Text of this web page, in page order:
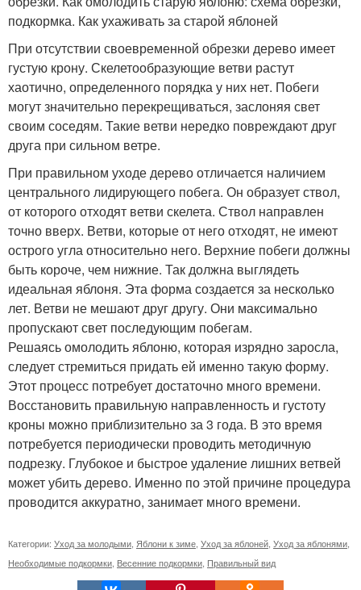
подкормка. Как ухаживать за старой яблоней
При отсутствии своевременной обрезки дерево имеет
густую крону. Скелетообразующие ветви растут
хаотично, определенного порядка у них нет. Побеги
могут значительно перекрещиваться, заслоняя свет
своим соседям. Такие ветви нередко повреждают друг
друга при сильном ветре.
При правильном уходе дерево отличается наличием
центрального лидирующего побега. Он образует ствол,
от которого отходят ветви скелета. Ствол направлен
точно вверх. Ветви, которые от него отходят, не имеют
острого угла относительно него. Верхние побеги должны
быть короче, чем нижние. Так должна выглядеть
идеальная яблоня. Эта форма создается за несколько
лет. Ветви не мешают друг другу. Они максимально
пропускают свет последующим побегам.
Решаясь омолодить яблоню, которая изрядно заросла,
следует стремиться придать ей именно такую форму.
Этот процесс потребует достаточно много времени.
Восстановить правильную направленность и густоту
кроны можно приблизительно за 3 года. В это время
потребуется периодически проводить методичную
подрезку. Глубокое и быстрое удаление лишних ветвей
может убить дерево. Именно по этой причине процедура
проводится аккуратно, занимает много времени.
Категории: Уход за молодыми Яблони к зиме Уход за яблоней Уход за яблонями
Необходимые подкормки Весенние подкормки Правильный вид